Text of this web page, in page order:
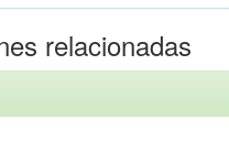
relacionadas